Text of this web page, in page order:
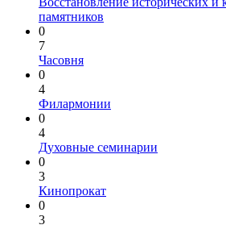
памятников
0
7
Часовня
0
4
Филармонии
0
4
Духовные семинарии
0
3
Кинопрокат
0
3